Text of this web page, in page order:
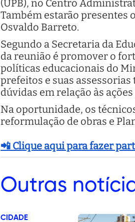
(UPB), no Centro
Também estarão presentes
Osvaldo Barreto.
Segundo a Secretaria da
da reunião é promover o
políticas educacionais do
prefeitos e suas
dúvidas em relação às
Na oportunidade, os
reformulação de obras e
📲 Clique aqui para fazer
Outras
CIDADE